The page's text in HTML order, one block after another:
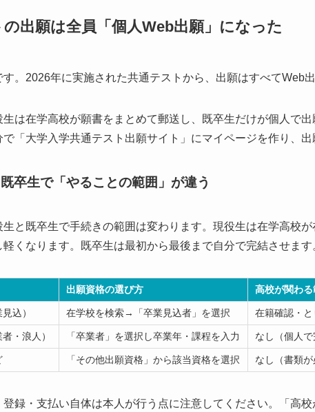
出願は全員「個人Web出願」になった
す。2026年に実施された共通テストから、出願はすべてWeb
生は在学高校が願書をまとめて郵送し、既卒生だけが個人で
「大学入学共通テスト出願サイト」にマイページを作り、出
卒生で「やることの範囲」が違う
生と既卒生で手続きの範囲は変わります。現役生は在学高校
軽くなります。既卒生は最初から最後まで自分で完結させます
出願資格の選び方 高校が関わる
込） 在学校を検索→「卒業見込者」を選択 在籍確認・
・浪人） 「卒業者」を選択し卒業年・課程を入力 なし（個人で
「その他出願資格」から該当資格を選択 なし（書類が
録・支払い自体は本人が行う点に注意してください。「高